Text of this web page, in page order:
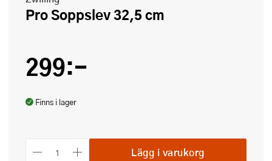
Pro Soppslev 32,5 cm
299:-
Finns i lager
Lägg i varukorg